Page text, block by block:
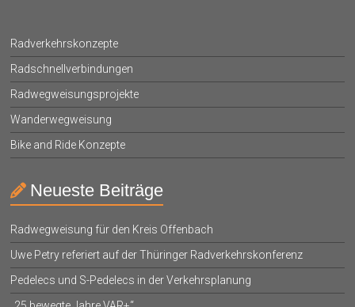
Radverkehrskonzepte
Radschnellverbindungen
Radwegweisungsprojekte
Wanderwegweisung
Bike and Ride Konzepte
Neueste Beiträge
Radwegweisung für den Kreis Offenbach
Uwe Petry referiert auf der Thüringer Radverkehrskonferenz
Pedelecs und S-Pedelecs in der Verkehrsplanung